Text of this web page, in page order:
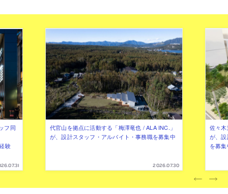
フ同
験
代官山を拠点に活動する「梅澤竜也 / ALA INC.」
が、設計スタッフ・アルバイト・事務職を募集中
2026.07.30
佐々
が、
を募